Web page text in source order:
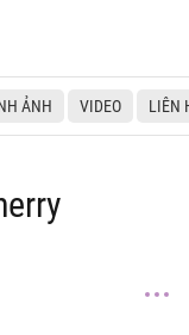
ẢNH VIDEO LIÊN